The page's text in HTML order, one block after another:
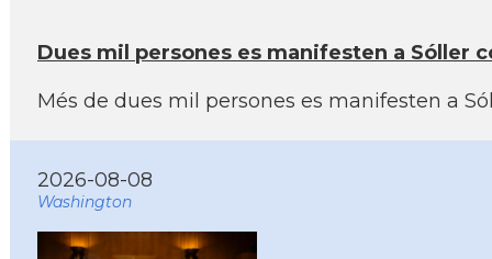
Dues mil persones es manifesten a Sóller
Més de dues mil persones es manifesten a
2026-08-08
Washington